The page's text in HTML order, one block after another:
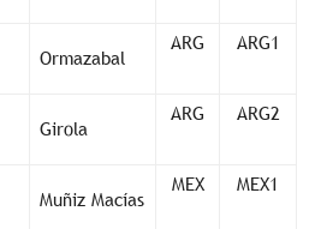
Ormazabal
ARG ARG1
Girola
ARG ARG2
Muñiz Macías
MEX MEX1